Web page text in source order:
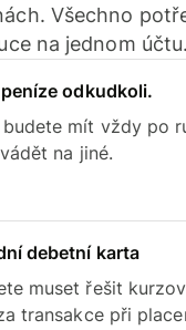
Všechno
na jednom účtu.
odkudkoli.
budete mít vždy po
na jiné.
debetní karta
muset řešit
transakce při